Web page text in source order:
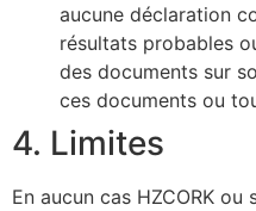
aucune déclaration
résultats probables
des documents sur
ces documents ou
4. Limites
En aucun cas HZCORK